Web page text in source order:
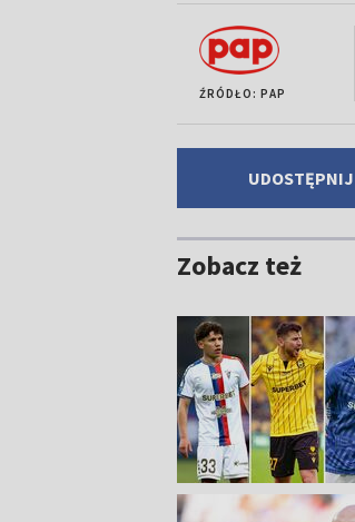
ŹRÓDŁO: PAP
Zobacz też